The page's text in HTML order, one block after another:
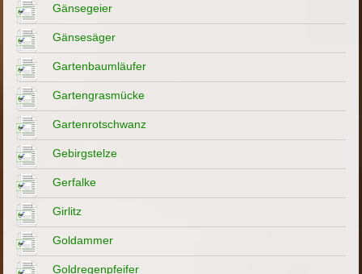
Gänsegeier
Gänsesäger
Gartenbaumläufer
Gartengrasmücke
Gartenrotschwanz
Gebirgstelze
Gerfalke
Girlitz
Goldammer
Goldregenpfeifer